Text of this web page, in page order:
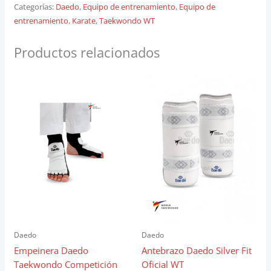
Categorías: Daedo, Equipo de entrenamiento, Equipo de
entrenamiento, Karate,Taekwondo WT
Productos relacionados
Daedo
Empeinera Daedo
Taekwondo Competición
Daedo
Antebrazo Daedo Silver Fit
Oficial WT